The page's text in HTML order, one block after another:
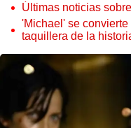
Últimas noticias
'Michael' se
taquillera de la